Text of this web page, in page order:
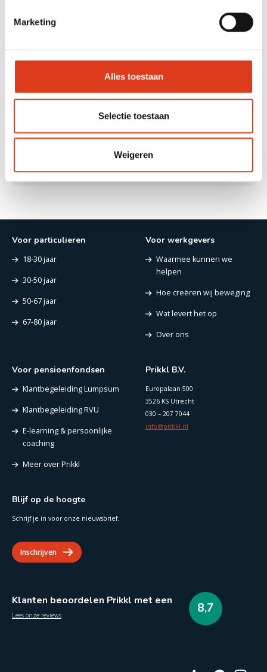
Marketing
Alles toestaan
Selectie toestaan
Weigeren
16-08-2022
Voor particulieren
18-30 jaar
30-50 jaar
50-67 jaar
67-80 jaar
Voor werkgevers
Waarmee kunnen we
helpen
Hoe creëren wij beweging
Wat levert het op
Over ons
Voor pensioenfondsen
Klantbegeleiding Lumpsum
Klantbegeleiding RVU
E-learning & persoonlijke
coaching
Meer over Prikkl
Prikkl B.V.
Europalaan 500
3526 KS Utrecht
030 – 207 7044
info@prikkl.nl
Blijf op de hoogte
Schrijf je in voor onze nieuwsbrief.
Inschrijven
Klanten beoordelen Prikkl met een
Lees onze reviews 8,7